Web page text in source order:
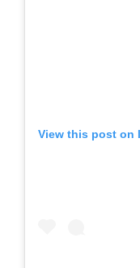
View this post on